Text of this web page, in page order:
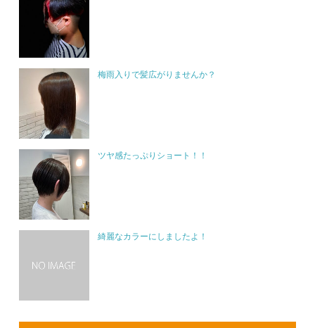
梅雨入りで髪広がりませんか？
ツヤ感たっぷりショート！！
綺麗なカラーにしましたよ！